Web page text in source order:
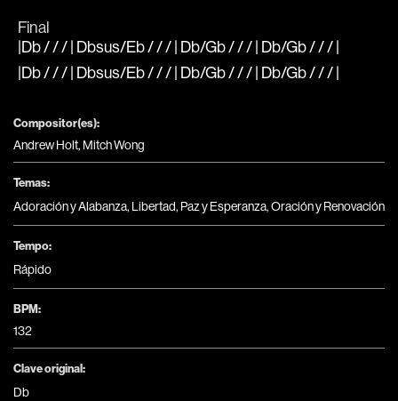
Final
|Db / / / | Dbsus/Eb / / / | Db/Gb / / / | Db/Gb / / / |
|Db / / / | Dbsus/Eb / / / | Db/Gb / / / | Db/Gb / / / |
Compositor(es):
Andrew Holt, Mitch Wong
Temas:
Adoración y Alabanza, Libertad, Paz y Esperanza,Oración y Renovación
Tempo:
Rápido
BPM:
132
Clave original:
Db